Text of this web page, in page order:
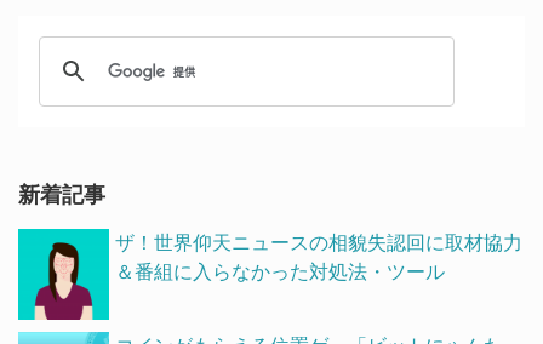
新着記事
ザ！世界仰天ニュースの相貌失認回に取材協力
＆番組に入らなかった対処法・ツール